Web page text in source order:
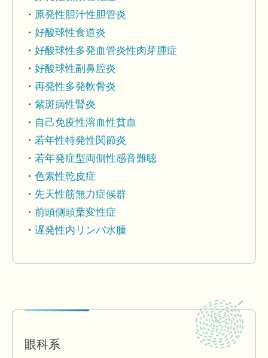
原発性胆汁性胆管炎
好酸球性食道炎
好酸球性多発血管炎性肉芽腫症
好酸球性副鼻腔炎
再発性多発軟骨炎
紫斑病性腎炎
自己免疫性溶血性貧血
若年性特発性関節炎
若年発症型両側性感音難聴
色素性乾皮症
先天性筋無力症候群
前頭側頭葉変性症
遅発性内リンパ水腫
眼科系